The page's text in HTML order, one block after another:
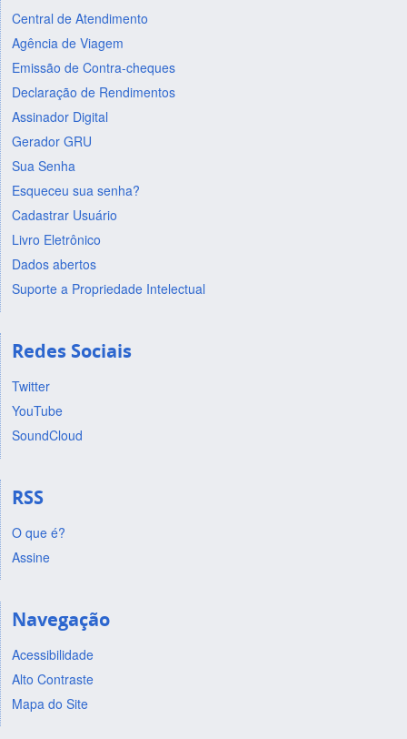
Central de Atendimento
Agência de Viagem
Emissão de Contra-cheques
Declaração de Rendimentos
Assinador Digital
Gerador GRU
Sua Senha
Esqueceu sua senha?
Cadastrar Usuário
Livro Eletrônico
Dados abertos
Suporte a Propriedade Intelectual
Redes Sociais
Twitter
YouTube
SoundCloud
RSS
O que é?
Assine
Navegação
Acessibilidade
Alto Contraste
Mapa do Site